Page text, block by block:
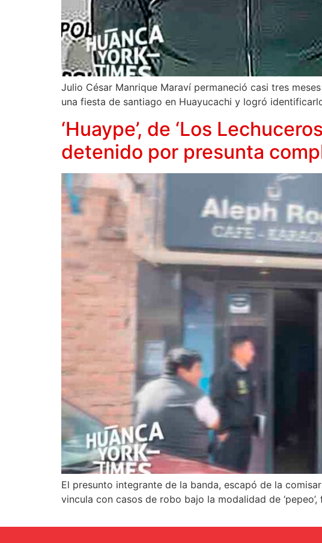
Julio César Manrique Maraví permaneció casi tres
una fiesta de santiago en Huayucachi y logró
‘Huaype’, de ‘Los
detenido por presunta
El presunto integrante de la banda, escapó de la
vincula con casos de robo bajo la modalidad de